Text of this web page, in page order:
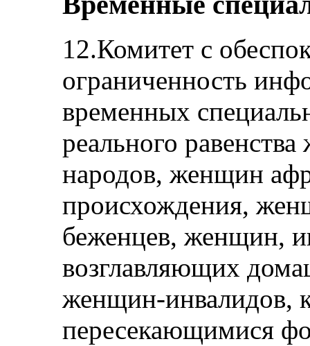
12.Комитет с
ограниченность
временных
реального
народов, женщин
происхождения,
беженцев, женщин,
возглавляющих
женщин-инвалидов,
пересекающимися